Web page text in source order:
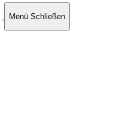
Menü Schließen